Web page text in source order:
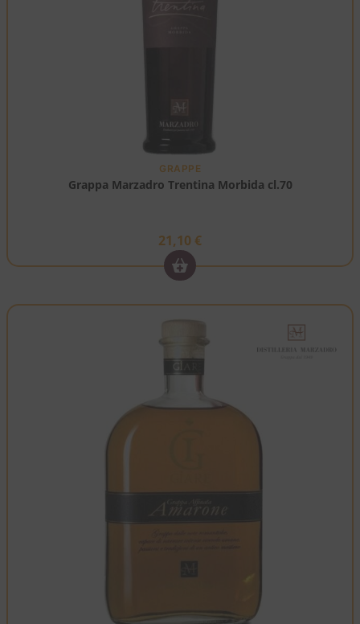
GRAPPE
Grappa Marzadro Trentina Morbida cl.70
21,10 €